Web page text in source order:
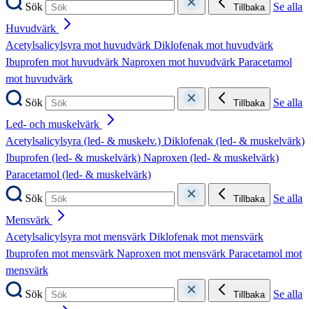
Sök
Tillbaka
Se alla
Huvudvärk
Acetylsalicylsyra mot huvudvärk Diklofenak mot huvudvärk
Ibuprofen mot huvudvärk Naproxen mot huvudvärk Paracetamol
mot huvudvärk
Sök
Tillbaka
Se alla
Led- och muskelvärk
Acetylsalicylsyra (led- & muskelv.) Diklofenak (led- & muskelvärk)
Ibuprofen (led- & muskelvärk) Naproxen (led- & muskelvärk)
Paracetamol (led- & muskelvärk)
Sök
Tillbaka
Se alla
Mensvärk
Acetylsalicylsyra mot mensvärk Diklofenak mot mensvärk
Ibuprofen mot mensvärk Naproxen mot mensvärk Paracetamol mot
mensvärk
Sök
Tillbaka
Se alla